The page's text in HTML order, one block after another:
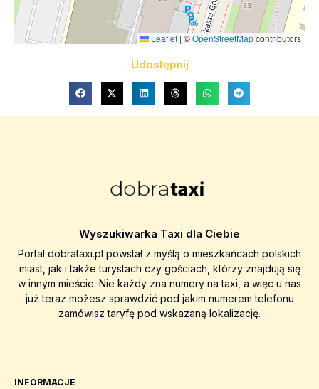
Leaflet | ©OpenStreetMapcontributors
Udostępnij
Wyszukiwarka Taxi dla Ciebie
Portal dobrataxi.pl powstał z myślą o mieszkańcach polskich
miast, jak i także turystach czy gościach, którzy znajdują się
w innym mieście. Nie każdy zna numery na taxi, a więc u nas
już teraz możesz sprawdzić pod jakim numerem telefonu
zamówisz taryfę pod wskazaną lokalizację.
INFORMACJE